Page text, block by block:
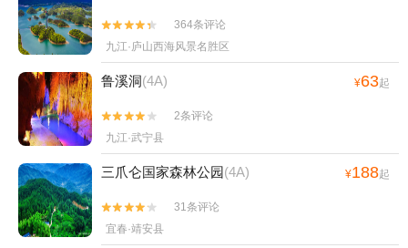


364条评论
九江·庐山西海风景名胜区
鲁溪洞(4A) ¥63起


2条评论
九江·武宁县
三爪仑国家森林公园(4A) ¥188起


31条评论
宜春·靖安县